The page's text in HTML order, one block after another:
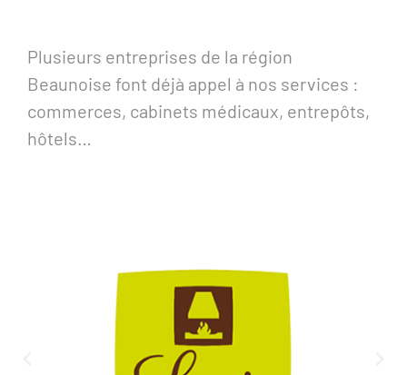
Plusieurs entreprises de la région
Beaunoise font déjà appel à nos services :
commerces, cabinets médicaux, entrepôts,
hôtels…